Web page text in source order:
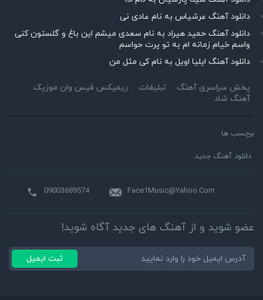
دانلود آهنگ عرشیاس به نام عادی نی
دانلود آهنگ حمید هیراد به نام سعدی میشم این باغ و گلستون کنی
واسم خیام زمانه ام به تو پرت حواسم
دانلود آهنگ ایلیا اویل به نام کی مثل من
پخش سراسری آهنگ تبلیغات
ریمیکس فیس وان موزیک
آهنگ شاد
برچسب ها
دانلود آهنگ جدید
Face1Music@Yahoo.Com
09003689574
عضو شوید و از آهنگ های جدید آگاه شوید!
ثبت ایمیل